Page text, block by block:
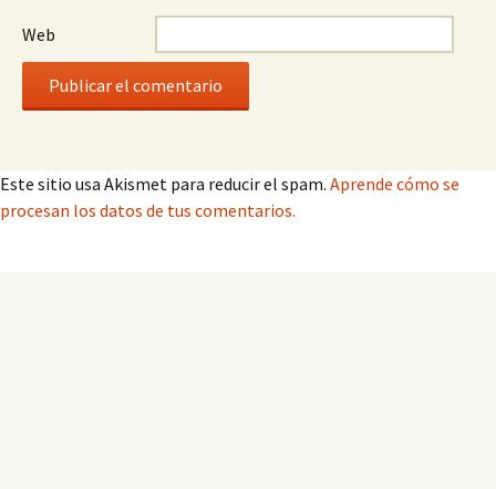
Web
Este sitio usa Akismet para reducir el spam. Aprende cómo se
procesan los datos de tus comentarios.